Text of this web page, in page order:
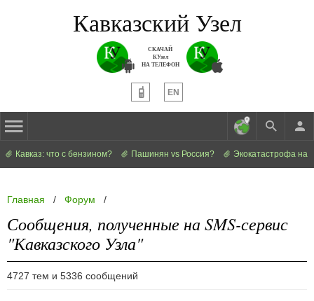
Кавказский Узел
СКАЧАЙ
КУзел
НА ТЕЛЕФОН
EN
Кавказ: что с бензином? Пашинян vs Россия? Экокатастрофа на
Главная / Форум /
Сообщения, полученные на SMS-сервис
"Кавказского Узла"
4727 тем и 5336 сообщений